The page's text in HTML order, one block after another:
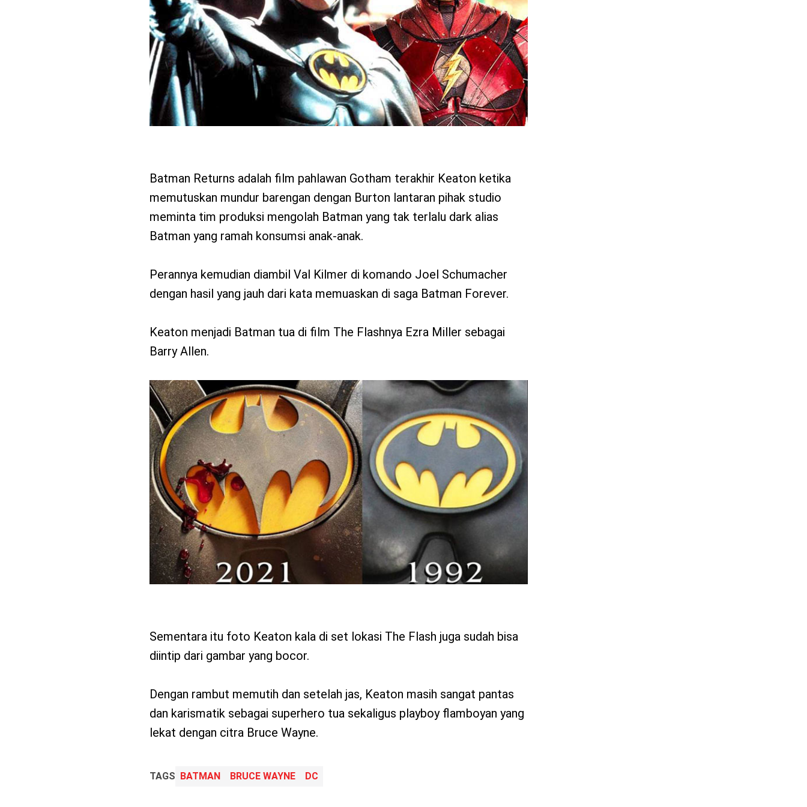
Batman Returns adalah film pahlawan Gotham terakhir Keaton ketika
memutuskan mundur barengan dengan Burton lantaran pihak studio
meminta tim produksi mengolah Batman yang tak terlalu dark alias
Batman yang ramah konsumsi anak-anak.
Perannya kemudian diambil Val Kilmer di komando Joel Schumacher
dengan hasil yang jauh dari kata memuaskan di saga Batman Forever.
Keaton menjadi Batman tua di film The Flashnya Ezra Miller sebagai
Barry Allen.
Sementara itu foto Keaton kala di set lokasi The Flash juga sudah bisa
diintip dari gambar yang bocor.
Dengan rambut memutih dan setelah jas, Keaton masih sangat pantas
dan karismatik sebagai superhero tua sekaligus playboy flamboyan yang
lekat dengan citra Bruce Wayne.
TAGS BATMAN BRUCE WAYNE DC